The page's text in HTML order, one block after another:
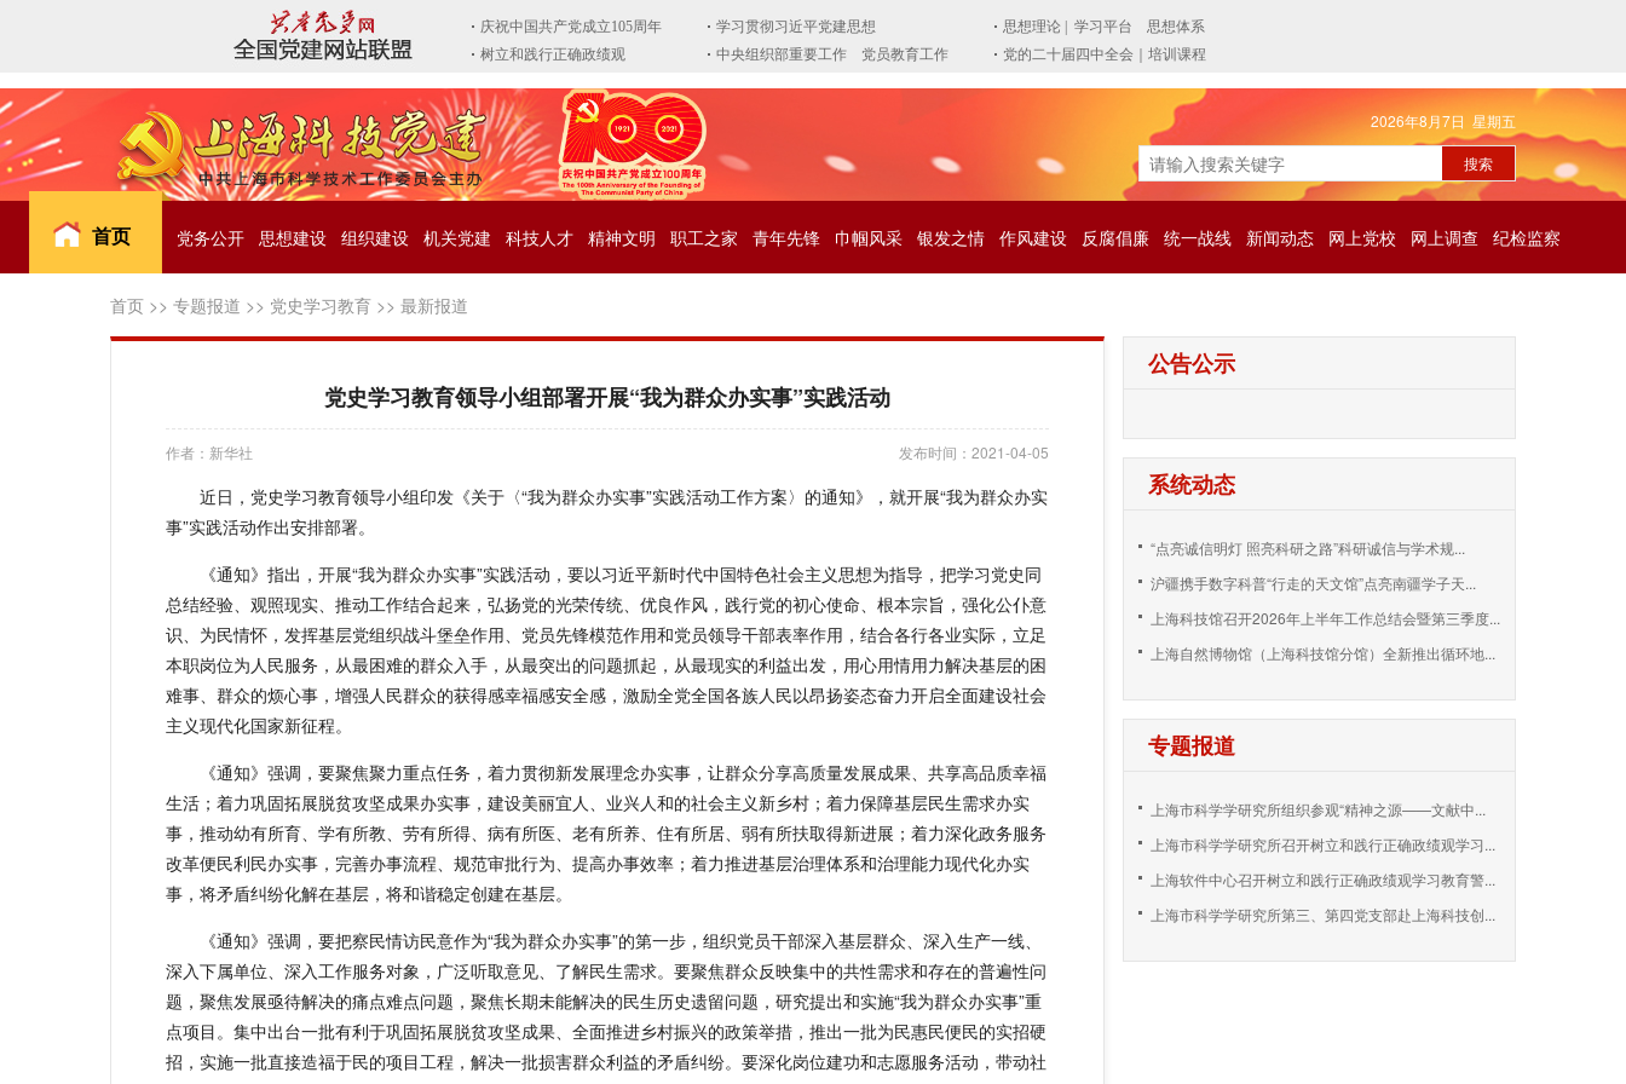
2026年8月7日 星期五
首页 党务公开 思想建设 组织建设 机关党建 科技人才 精神文明 职工之家 青年先锋 巾帼风采 银发之情 作风建设 反腐倡廉 统一战线 新闻动态 网上党校 网上调查 纪检监察
首页 >> 专题报道 >> 党史学习教育 >> 最新报道
党史学习教育领导小组部署开展“我为群众办实事”实践活动
作者：新华社 发布时间：2021-04-05
近日，党史学习教育领导小组印发《关于〈“我为群众办实事”实践活动工作方案〉的通知》，就开展“我为群众办实
事”实践活动作出安排部署。
《通知》指出，开展“我为群众办实事”实践活动，要以习近平新时代中国特色社会主义思想为指导，把学习党史同
总结经验、观照现实、推动工作结合起来，弘扬党的光荣传统、优良作风，践行党的初心使命、根本宗旨，强化公仆意
识、为民情怀，发挥基层党组织战斗堡垒作用、党员先锋模范作用和党员领导干部表率作用，结合各行各业实际，立足
本职岗位为人民服务，从最困难的群众入手，从最突出的问题抓起，从最现实的利益出发，用心用情用力解决基层的困
难事、群众的烦心事，增强人民群众的获得感幸福感安全感，激励全党全国各族人民以昂扬姿态奋力开启全面建设社会
主义现代化国家新征程。
《通知》强调，要聚焦聚力重点任务，着力贯彻新发展理念办实事，让群众分享高质量发展成果、共享高品质幸福
生活；着力巩固拓展脱贫攻坚成果办实事，建设美丽宜人、业兴人和的社会主义新乡村；着力保障基层民生需求办实
事，推动幼有所育、学有所教、劳有所得、病有所医、老有所养、住有所居、弱有所扶取得新进展；着力深化政务服务
改革便民利民办实事，完善办事流程、规范审批行为、提高办事效率；着力推进基层治理体系和治理能力现代化办实
事，将矛盾纠纷化解在基层，将和谐稳定创建在基层。
《通知》强调，要把察民情访民意作为“我为群众办实事”的第一步，组织党员干部深入基层群众、深入生产一线、
深入下属单位、深入工作服务对象，广泛听取意见、了解民生需求。要聚焦群众反映集中的共性需求和存在的普遍性问
题，聚焦发展亟待解决的痛点难点问题，聚焦长期未能解决的民生历史遗留问题，研究提出和实施“我为群众办实事”重
点项目。集中出台一批有利于巩固拓展脱贫攻坚成果、全面推进乡村振兴的政策举措，推出一批为民惠民便民的实招硬
招，实施一批直接造福于民的项目工程，解决一批损害群众利益的矛盾纠纷。要深化岗位建功和志愿服务活动，带动社
公告公示
系统动态
“点亮诚信明灯 照亮科研之路”科研诚信与学术规...
沪疆携手数字科普“行走的天文馆”点亮南疆学子天...
上海科技馆召开2026年上半年工作总结会暨第三季度...
上海自然博物馆（上海科技馆分馆）全新推出循环地...
专题报道
上海市科学学研究所组织参观“精神之源——文献中...
上海市科学学研究所召开树立和践行正确政绩观学习...
上海软件中心召开树立和践行正确政绩观学习教育警...
上海市科学学研究所第三、第四党支部赴上海科技创...